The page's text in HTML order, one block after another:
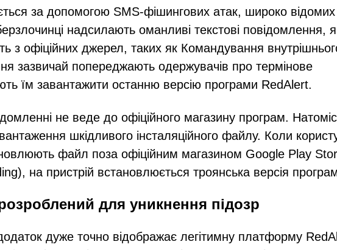
за допомогою SMS-фішингових атак, широко відомих
надсилають оманливі текстові повідомлення,
з офіційних джерел, таких як Командування
зазвичай попереджають одержувачів про термінове
їм завантажити останню версію програми RedAlert.
не веде до офіційного магазину програм.
шкідливого інсталяційного файлу. Коли
файл поза офіційним магазином Google Play
на пристрій встановлюється троянська версія
для уникнення підозр
дуже точно відображає легітимну платформу